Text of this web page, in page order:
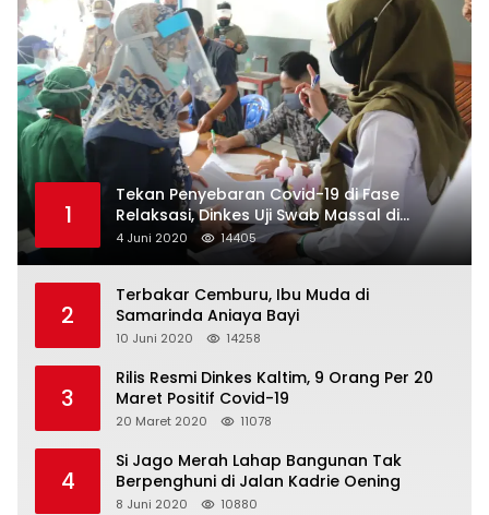
1
Tekan Penyebaran Covid-19 di Fase
Relaksasi, Dinkes Uji Swab Massal di
Pelabuhan Samarinda
4 Juni 2020 14405
2
Terbakar Cemburu, Ibu Muda di
Samarinda Aniaya Bayi
10 Juni 2020 14258
3
Rilis Resmi Dinkes Kaltim, 9 Orang Per 20
Maret Positif Covid-19
20 Maret 2020 11078
4
Si Jago Merah Lahap Bangunan Tak
Berpenghuni di Jalan Kadrie Oening
8 Juni 2020 10880